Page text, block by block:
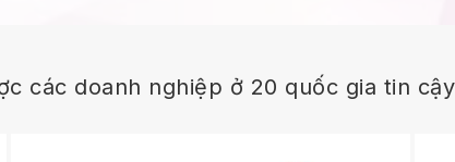
các doanh nghiệp ở 20 quốc gia tin cậy